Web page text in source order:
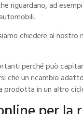
riguardano, ad
chiedere al
perché può
che un ricambio
prodotta in un altro